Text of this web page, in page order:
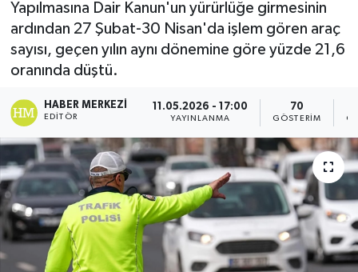
Yapılmasına Dair Kanun'un yürürlüğe girmesinin
ardından 27 Şubat-30 Nisan'da işlem gören araç
sayısı, geçen yılın aynı dönemine göre yüzde 21,6
oranında düştü.
HABER MERKEZI
EDITÖR
11.05.2026 - 17:00
YAYINLANMA
70
GÖSTERIM